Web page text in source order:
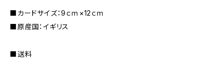
■カードサイズ：9ｃｍ×12ｃｍ
■原産国：イギリス
■送料